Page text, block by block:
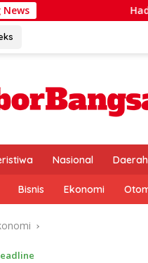
News
Hadir di Tengah Warga,
Nasional Daerah
Bisnis Ekonomi